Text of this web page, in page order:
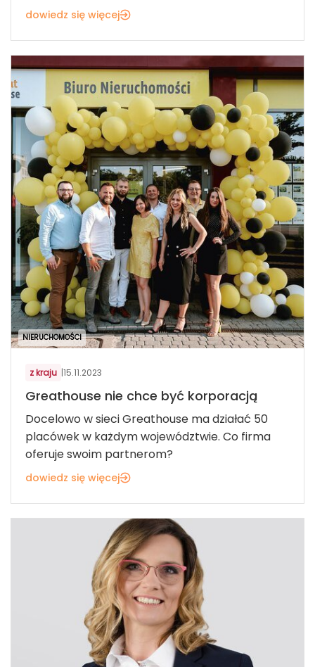
dowiedz się więcej
NIERUCHOMOŚCI
z kraju |15.11.2023
Greathouse nie chce być korporacją
Docelowo w sieci Greathouse ma działać 50
placówek w każdym województwie. Co firma
oferuje swoim partnerom?
dowiedz się więcej